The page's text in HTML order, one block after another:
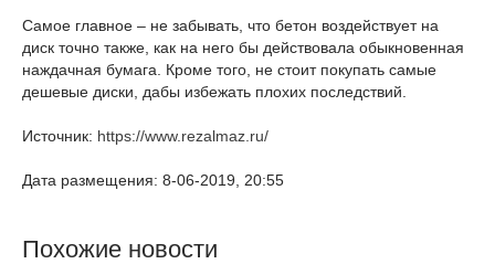
Самое главное – не забывать, что бетон воздействует на
диск точно также, как на него бы действовала обыкновенная
наждачная бумага. Кроме того, не стоит покупать самые
дешевые диски, дабы избежать плохих последствий.
Источник: https://www.rezalmaz.ru/
Дата размещения: 8-06-2019, 20:55
Похожие новости